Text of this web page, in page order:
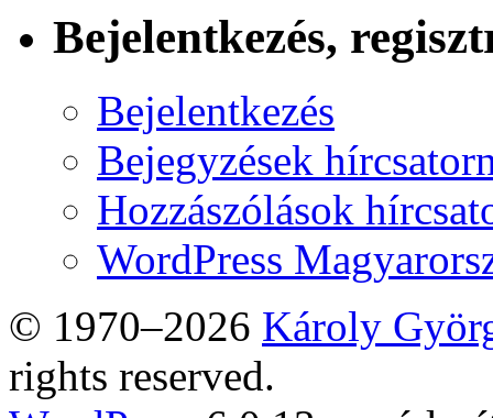
Bejelentkezés,
Bejelentkezés
Bejegyzések
Hozzászólások
WordPress
© 1970–2026 Károly
rights reserved.